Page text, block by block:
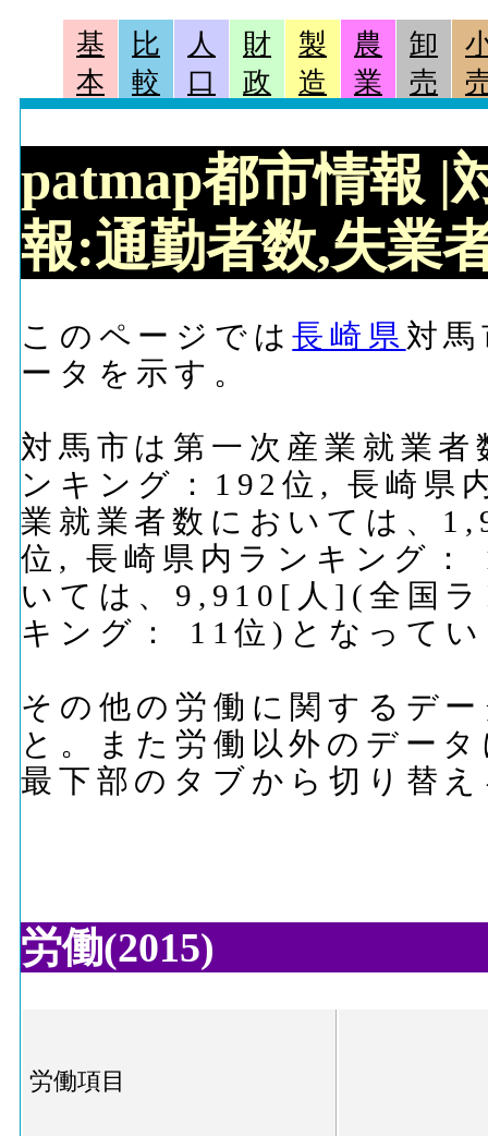
基
本
比
較
人
口
財
政
製
造
農
業
卸
売
patmap都市情報 |
報:通勤者数,失業
このページでは長崎県 対
ータを示す。
対馬市は第一次産業就業
ンキング：192位, 長崎県
業就業者数においては、
位, 長崎県内ランキング：
いては、9,910[人](全国
キング： 11位)となって
その他の労働に関するデ
と。また労働以外のデー
最下部のタブから切り替
労働(2015)
労働項目